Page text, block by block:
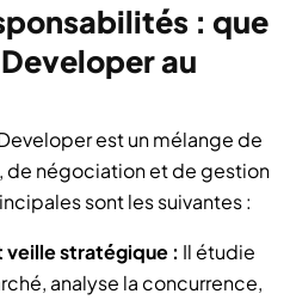
: que
au
est un mélange de
négociation et de gestion
sont les suivantes :
veille stratégique : Il étudie
analyse la concurrence,